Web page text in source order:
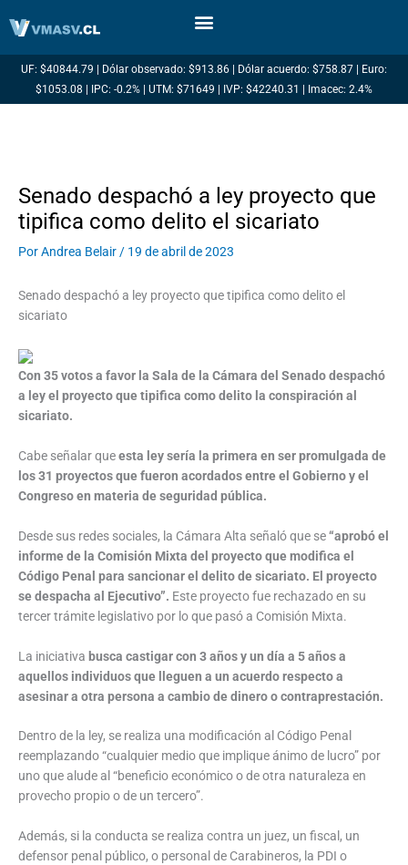
UF: $40844.79 | Dólar observado: $913.86 | Dólar acuerdo: $758.87 | Euro:
$1053.08 | IPC: -0.2% | UTM: $71649 | IVP: $42240.31 | Imacec: 2.4%
Senado despachó a ley proyecto que
tipifica como delito el sicariato
PorAndrea Belair / 19 de abril de 2023
Senado despachó a ley proyecto que tipifica como delito el
sicariato
Con 35 votos a favor la Sala de la Cámara del Senado despachó
a ley el proyecto que tipifica como delito la conspiración al
sicariato.
Cabe señalar queesta ley sería la primera en ser promulgada de
los 31 proyectos que fueron acordados entre el Gobierno y el
Congreso en materia de seguridad pública.
Desde sus redes sociales, la Cámara Alta señaló que se“aprobó el
informe de la Comisión Mixta del proyecto que modifica el
Código Penal para sancionar el delito de sicariato. El proyecto
se despacha al Ejecutivo”. Este proyecto fue rechazado en su
tercer trámite legislativo por lo que pasó a Comisión Mixta.
La iniciativa busca castigar con 3 años y un día a 5 años a
aquellos individuos que lleguen a un acuerdo respecto a
asesinar a otra persona a cambio de dinero o contraprestación.
Dentro de la ley, se realiza una modificación al Código Penal
reemplazando “cualquier medio que implique ánimo de lucro” por
uno que alude al “beneficio económico o de otra naturaleza en
provecho propio o de un tercero”.
Además, si la conducta se realiza contra un juez, un fiscal, un
defensor penal público, o personal de Carabineros, la PDI o